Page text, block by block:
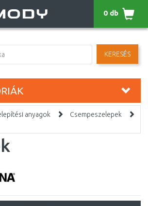
KERESÉS
0 db
anyagok
Csempeszelepek